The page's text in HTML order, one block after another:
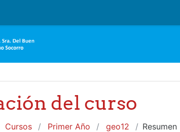
del curso
Cursos Primer Año geo12 Resumen